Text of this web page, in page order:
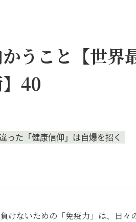
うこと【世界
40
った「健康信仰」は自爆を招く
けないための「免疫力」は、日々